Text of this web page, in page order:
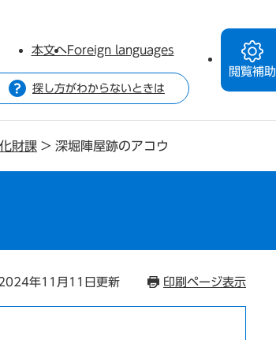
閲覧補助
本文へForeign languages
探し方がわからないときは
財課 > 深堀陣屋跡のアコウ
年11月11日更新 印刷ページ表示